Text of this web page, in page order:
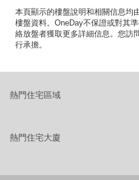
本頁顯示的樓盤說明和相關信息均
樓盤資料。OneDay不保證或對其
絡放盤者獲取更多詳細信息。您訪
行承擔。
熱門住宅區域
熱門住宅大廈